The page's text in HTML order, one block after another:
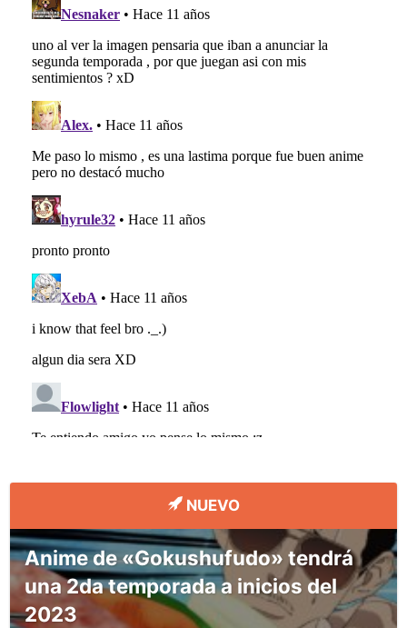
NUEVO
Anime de «Gokushufudo» tendrá
una 2da temporada a inicios del
2023